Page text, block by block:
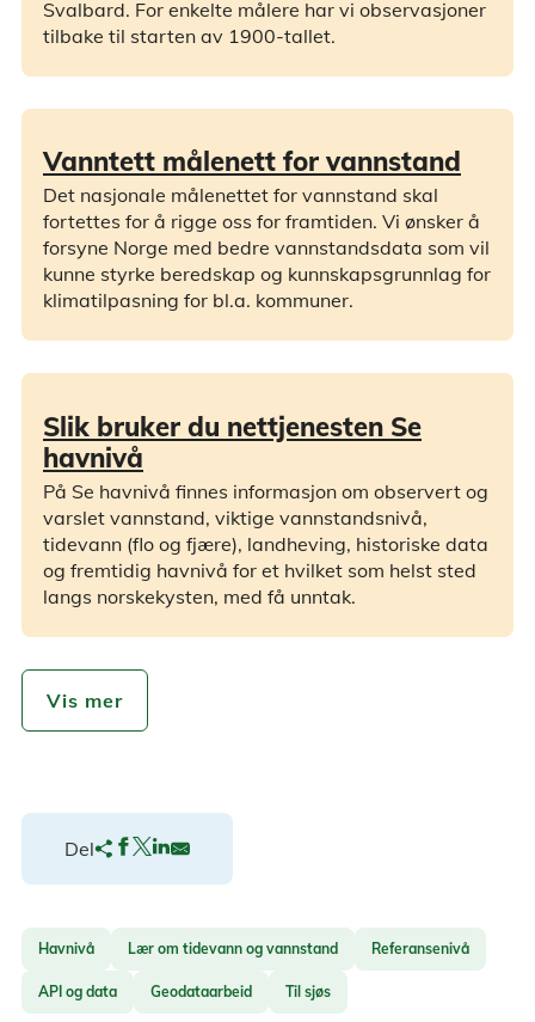
Svalbard. For enkelte målere har vi observasjoner
tilbake til starten av 1900-tallet.
Vanntett målenett for vannstand
Det nasjonale målenettet for vannstand skal
fortettes for å rigge oss for framtiden. Vi ønsker å
forsyne Norge med bedre vannstandsdata som vil
kunne styrke beredskap og kunnskapsgrunnlag for
klimatilpasning for bl.a. kommuner.
Slik bruker du nettjenesten Se
havnivå
På Se havnivå finnes informasjon om observert og
varslet vannstand, viktige vannstandsnivå,
tidevann (flo og fjære), landheving, historiske data
og fremtidig havnivå for et hvilket som helst sted
langs norskekysten, med få unntak.
Vis mer
Del
Havnivå Lær om tidevann og vannstand Referansenivå
API og data Geodataarbeid Til sjøs